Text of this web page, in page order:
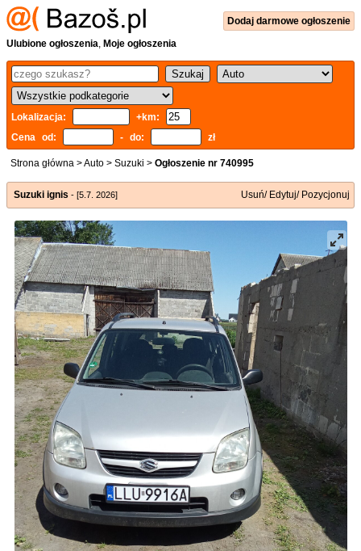
Dodaj darmowe ogłoszenie
Ulubione ogłoszenia, Moje ogłoszenia
Lokalizacja:
+km:
Cena od:
- do: zł
Strona główna >Auto > Suzuki > Ogłoszenie nr 740995
Suzuki ignis - [5.7. 2026] Usuń/ Edytuj/ Pozycjonuj